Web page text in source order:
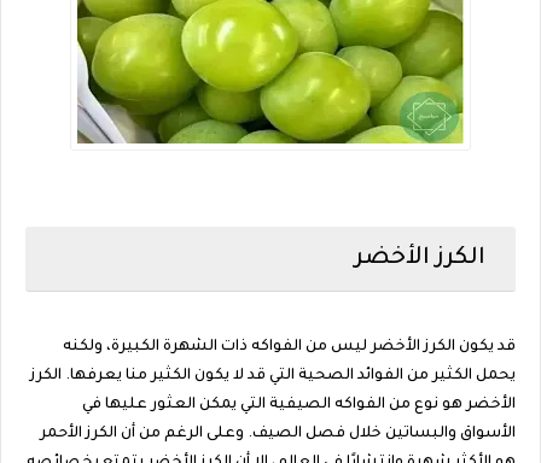
الكرز الأخضر
قد يكون الكرز الأخضر ليس من الفواكه ذات الشهرة الكبيرة، ولكنه
يحمل الكثير من الفوائد الصحية التي قد لا يكون الكثير منا يعرفها. الكرز
الأخضر هو نوع من الفواكه الصيفية التي يمكن العثور عليها في
الأسواق والبساتين خلال فصل الصيف. وعلى الرغم من أن الكرز الأحمر